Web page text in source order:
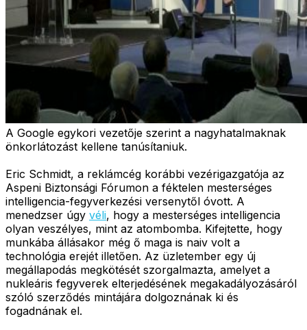
A Google egykori vezetője szerint a nagyhatalmaknak
önkorlátozást kellene tanúsítaniuk.
Eric Schmidt, a reklámcég korábbi vezérigazgatója az
Aspeni Biztonsági Fórumon a féktelen mesterséges
intelligencia-fegyverkezési versenytől óvott. A
menedzser úgy véli, hogy a mesterséges intelligencia
olyan veszélyes, mint az atombomba. Kifejtette, hogy
munkába állásakor még ő maga is naiv volt a
technológia erejét illetően. Az üzletember egy új
megállapodás megkötését szorgalmazta, amelyet a
nukleáris fegyverek elterjedésének megakadályozásáról
szóló szerződés mintájára dolgoznának ki és
fogadnának el.